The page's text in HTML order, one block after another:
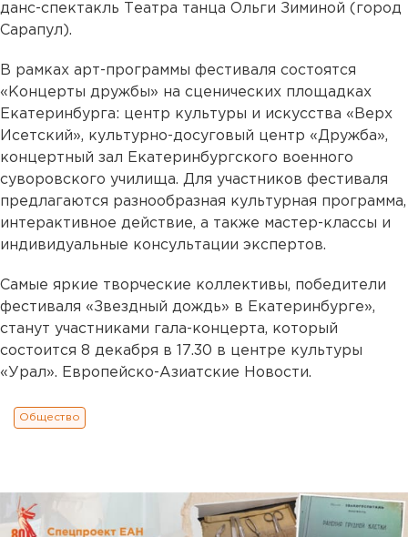
данс-спектакль Театра танца Ольги Зиминой (город
Сарапул).
В рамках арт-программы фестиваля состоятся
«Концерты дружбы» на сценических площадках
Екатеринбурга: центр культуры и искусства «Верх
Исетский», культурно-досуговый центр «Дружба»,
концертный зал Екатеринбургского военного
суворовского училища. Для участников фестиваля
предлагаются разнообразная культурная программа,
интерактивное действие, а также мастер-классы и
индивидуальные консультации экспертов.
Самые яркие творческие коллективы, победители
фестиваля «Звездный дождь» в Екатеринбурге»,
станут участниками гала-концерта, который
состоится 8 декабря в 17.30 в центре культуры
«Урал». Европейско-Азиатские Новости.
Общество